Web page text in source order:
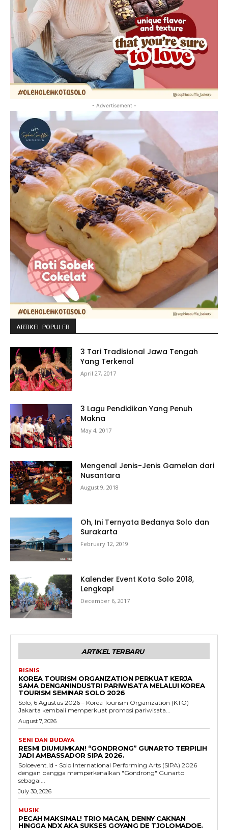
- Advertisement -
ARTIKEL POPULER
3 Tari Tradisional Jawa Tengah
Yang Terkenal
April 27, 2017
3 Lagu Pendidikan Yang Penuh
Makna
May 4, 2017
Mengenal Jenis-Jenis Gamelan dari
Nusantara
August 9, 2018
Oh, Ini Ternyata Bedanya Solo dan
Surakarta
February 12, 2019
Kalender Event Kota Solo 2018,
Lengkap!
December 6, 2017
ARTIKEL TERBARU
BISNIS
KOREA TOURISM ORGANIZATION PERKUAT KERJA
SAMA DENGANINDUSTRI PARIWISATA MELALUI KOREA
TOURISM SEMINAR SOLO 2026
Solo, 6 Agustus 2026 – Korea Tourism Organization (KTO)
Jakarta kembali memperkuat promosi pariwisata...
August 7, 2026
SENI DAN BUDAYA
RESMI DIUMUMKAN! “GONDRONG” GUNARTO TERPILIH
JADI AMBASSADOR SIPA 2026.
Soloevent.id - Solo International Performing Arts (SIPA) 2026
dengan bangga memperkenalkan "Gondrong" Gunarto
sebagai...
July 30, 2026
MUSIK
PECAH MAKSIMAL! TRIO MACAN, DENNY CAKNAN
HINGGA NDX AKA SUKSES GOYANG DE TJOLOMADOE.